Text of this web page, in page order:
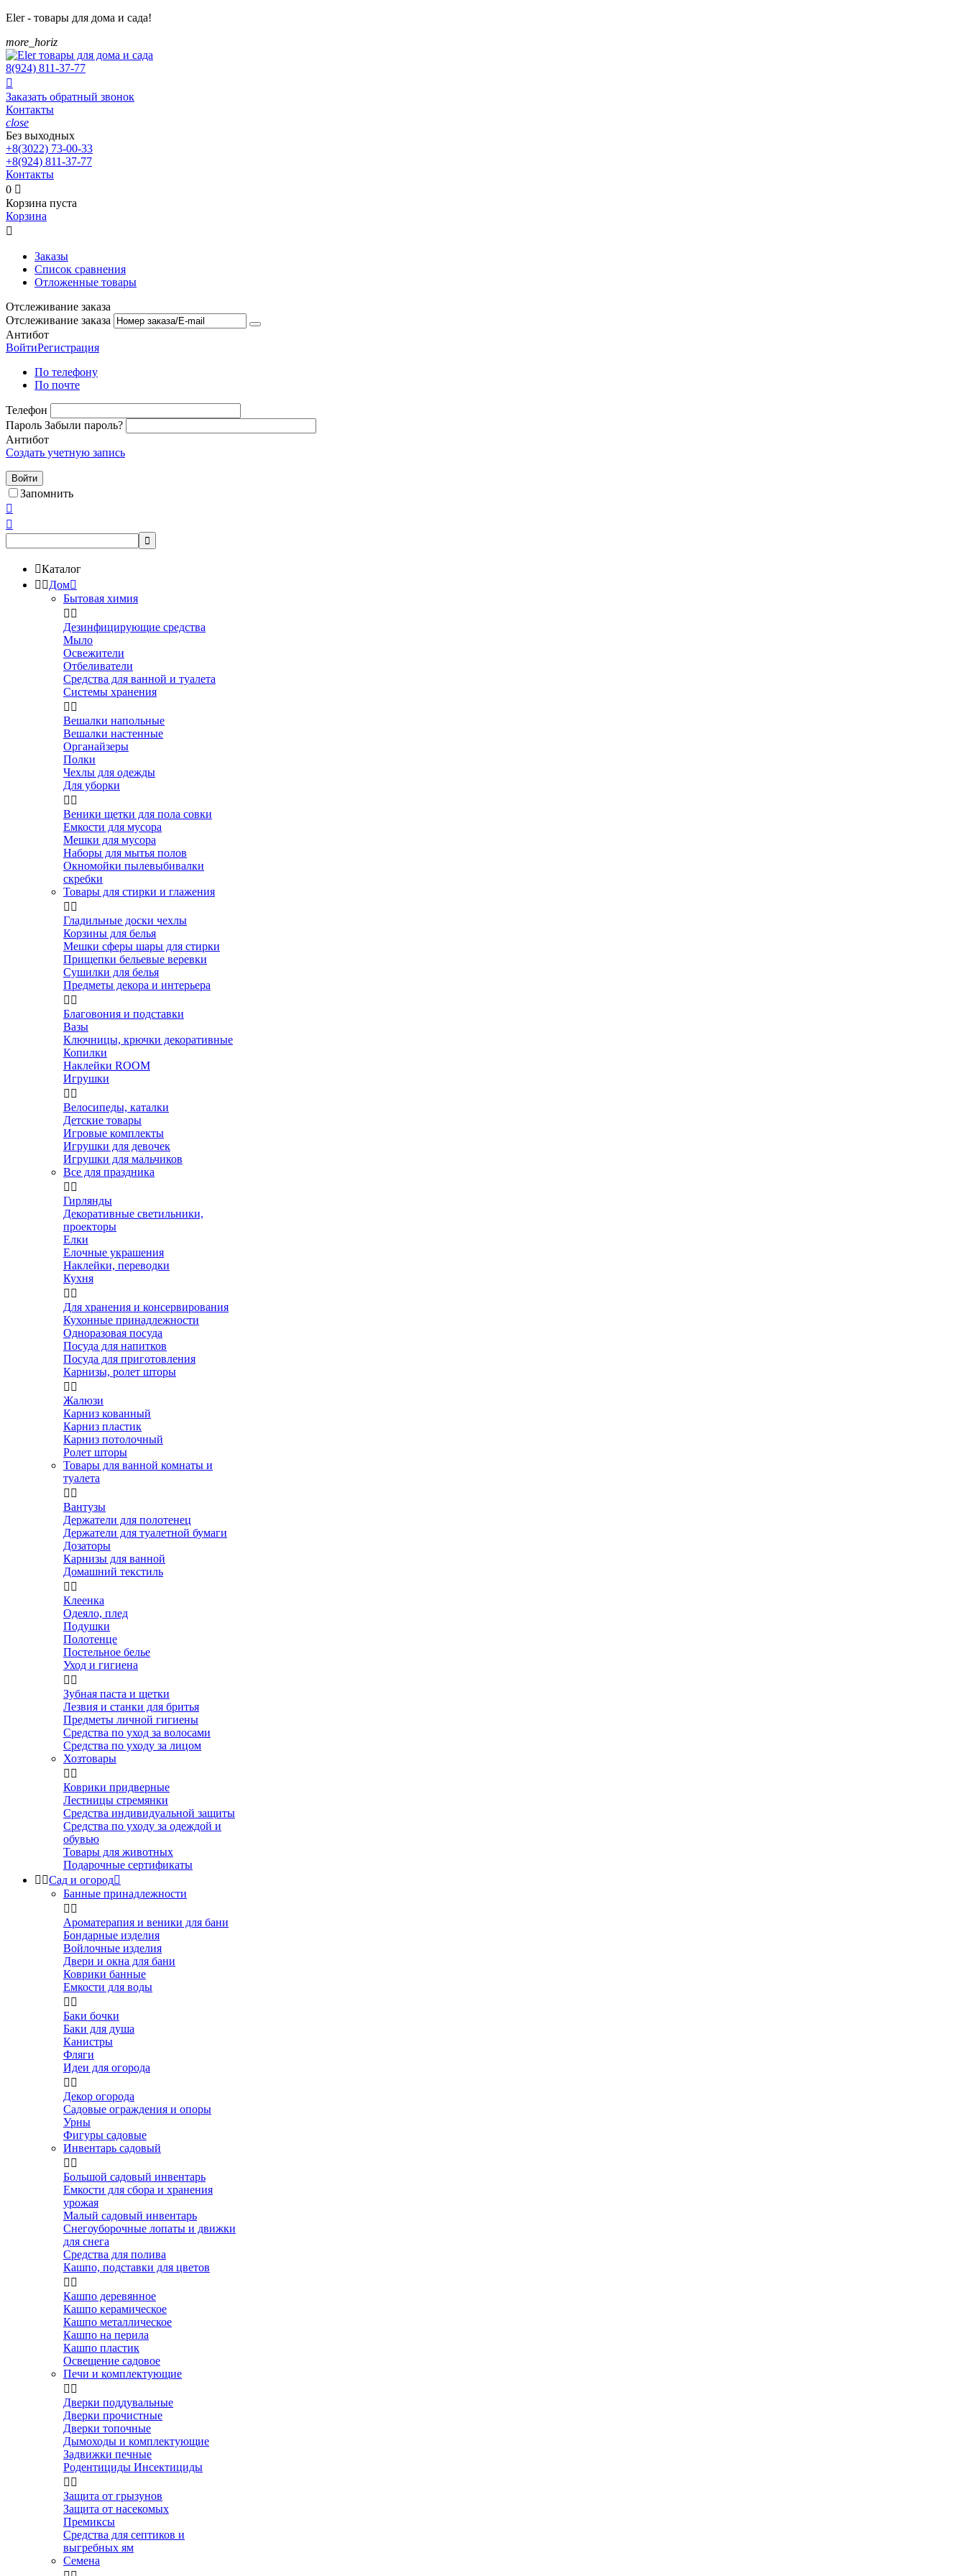
Eler - товары для дома и сада!
more_horiz
8(924) 811-37-77

Заказать обратный звонок
Контакты
close
Без выходных
+8(3022) 73-00-33
+8(924) 811-37-77
Контакты
0 
Корзина пуста
Корзина

Заказы
Список сравнения
Отложенные товары
Отслеживание заказа
Отслеживание заказа
Антибот
ВойтиРегистрация
По телефону
По почте
Телефон
Пароль Забыли пароль?
Антибот
Создать учетную запись
Войти
Запомнить



Каталог
 Дом
Бытовая химия
 
Дезинфицирующие средства
Мыло
Освежители
Отбеливатели
Средства для ванной и туалета
Системы хранения
 
Вешалки напольные
Вешалки настенные
Органайзеры
Полки
Чехлы для одежды
Для уборки
 
Веники щетки для пола совки
Емкости для мусора
Мешки для мусора
Наборы для мытья полов
Окномойки пылевыбивалки
скребки
Товары для стирки и глажения
 
Гладильные доски чехлы
Корзины для белья
Мешки сферы шары для стирки
Прищепки бельевые веревки
Сушилки для белья
Предметы декора и интерьера
 
Благовония и подставки
Вазы
Ключницы, крючки декоративные
Копилки
Наклейки ROOM
Игрушки
 
Велосипеды, каталки
Детские товары
Игровые комплекты
Игрушки для девочек
Игрушки для мальчиков
Все для праздника
 
Гирлянды
Декоративные светильники,
проекторы
Елки
Елочные украшения
Наклейки, переводки
Кухня
 
Для хранения и консервирования
Кухонные принадлежности
Одноразовая посуда
Посуда для напитков
Посуда для приготовления
Карнизы, ролет шторы
 
Жалюзи
Карниз кованный
Карниз пластик
Карниз потолочный
Ролет шторы
Товары для ванной комнаты и
туалета
 
Вантузы
Держатели для полотенец
Держатели для туалетной бумаги
Дозаторы
Карнизы для ванной
Домашний текстиль
 
Клеенка
Одеяло, плед
Подушки
Полотенце
Постельное белье
Уход и гигиена
 
Зубная паста и щетки
Лезвия и станки для бритья
Предметы личной гигиены
Средства по уход за волосами
Средства по уходу за лицом
Хозтовары
 
Коврики придверные
Лестницы стремянки
Средства индивидуальной защиты
Средства по уходу за одеждой и
обувью
Товары для животных
Подарочные сертификаты
 Сад и огород
Банные принадлежности
 
Ароматерапия и веники для бани
Бондарные изделия
Войлочные изделия
Двери и окна для бани
Коврики банные
Емкости для воды
 
Баки бочки
Баки для душа
Канистры
Фляги
Идеи для огорода
 
Декор огорода
Садовые ограждения и опоры
Урны
Фигуры садовые
Инвентарь садовый
 
Большой садовый инвентарь
Емкости для сбора и хранения
урожая
Малый садовый инвентарь
Снегоуборочные лопаты и движки
для снега
Средства для полива
Кашпо, подставки для цветов
 
Кашпо деревянное
Кашпо керамическое
Кашпо металлическое
Кашпо на перила
Кашпо пластик
Освещение садовое
Печи и комплектующие
 
Дверки поддувальные
Дверки прочистные
Дверки топочные
Дымоходы и комплектующие
Задвижки печные
Родентициды Инсектициды
 
Защита от грызунов
Защита от насекомых
Премиксы
Средства для септиков и
выгребных ям
Семена